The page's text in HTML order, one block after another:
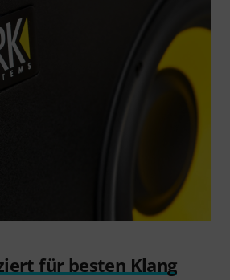
für besten Klang